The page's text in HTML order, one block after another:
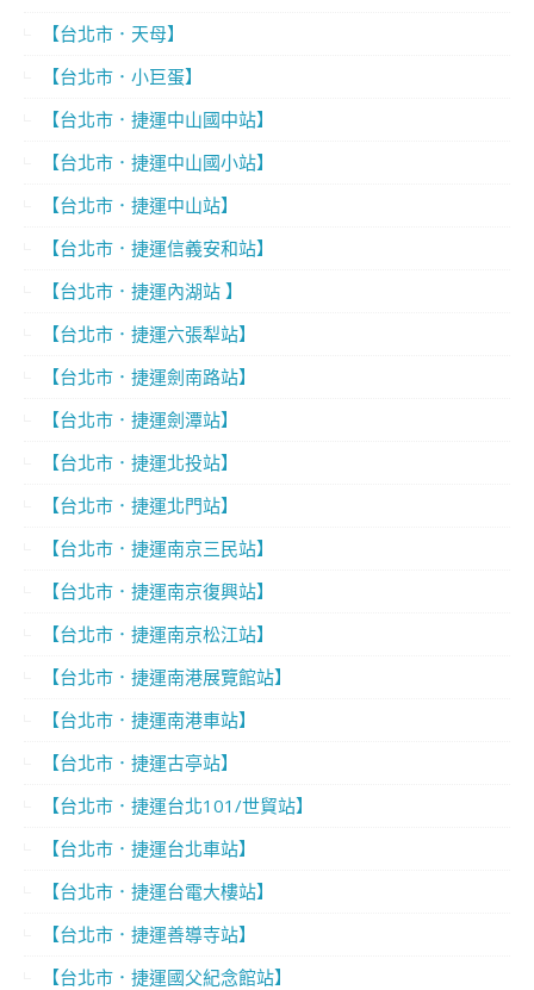
【台北市．天母】
【台北市．小巨蛋】
【台北市．捷運中山國中站】
【台北市．捷運中山國小站】
【台北市．捷運中山站】
【台北市．捷運信義安和站】
【台北市．捷運內湖站 】
【台北市．捷運六張犁站】
【台北市．捷運劍南路站】
【台北市．捷運劍潭站】
【台北市．捷運北投站】
【台北市．捷運北門站】
【台北市．捷運南京三民站】
【台北市．捷運南京復興站】
【台北市．捷運南京松江站】
【台北市．捷運南港展覽館站】
【台北市．捷運南港車站】
【台北市．捷運古亭站】
【台北市．捷運台北101/世貿站】
【台北市．捷運台北車站】
【台北市．捷運台電大樓站】
【台北市．捷運善導寺站】
【台北市．捷運國父紀念館站】